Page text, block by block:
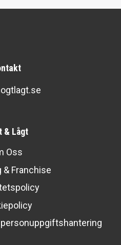
& Lågt
Oss
& Franchise